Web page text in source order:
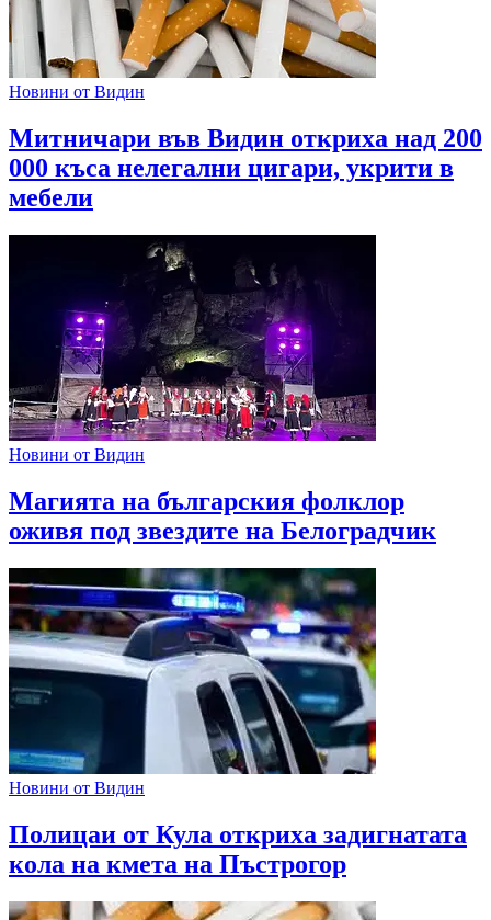
Новини от Видин
Митничари във Видин откриха над 200
000 къса нелегални цигари, укрити в
мебели
Новини от Видин
Магията на българския фолклор
оживя под звездите на Белоградчик
Новини от Видин
Полицаи от Кула откриха задигнатата
кола на кмета на Пъстрогор